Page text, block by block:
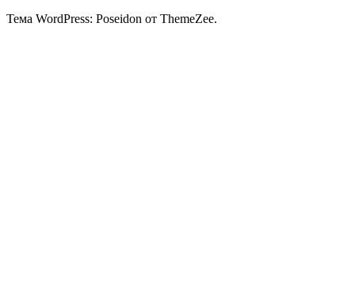
Тема WordPress: Poseidon от ThemeZee.